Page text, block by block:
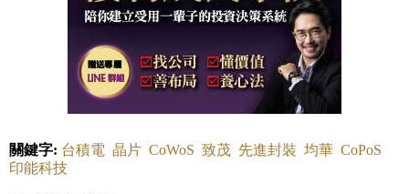
關鍵字: 台積電 晶片 CoWoS 致茂 先進封裝 均華 CoPoS
印能科技